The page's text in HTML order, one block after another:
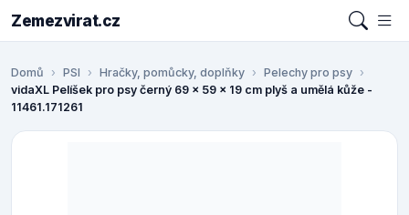
Zemezvirat.cz
Domů PSI Hračky, pomůcky, doplňky
Pelechy pro psy
vidaXL Pelíšek pro psy černý 69 x 59 x 19 cm plyš a umělá kůže -
11461.171261